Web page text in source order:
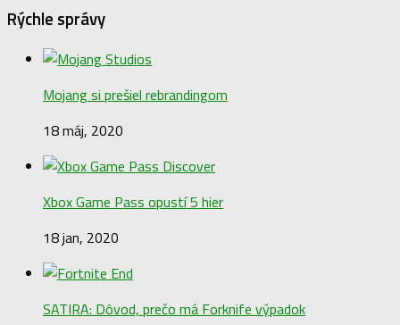
Rýchle správy
Mojang si prešiel rebrandingom
18 máj, 2020
Xbox Game Pass opustí 5 hier
18 jan, 2020
SATIRA: Dôvod, prečo má Forknife výpadok